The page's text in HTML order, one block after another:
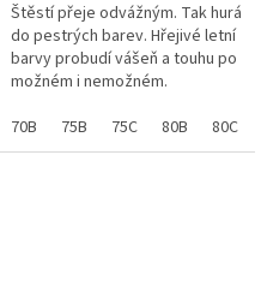
Štěstí přeje odvážným. Tak hurá
do pestrých barev. Hřejivé letní
barvy probudí vášeň a touhu po
možném i nemožném.
70B
75B 75C 80B 80C